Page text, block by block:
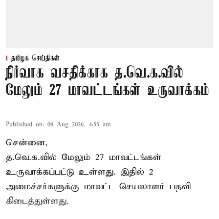
தமிழக செய்திகள்
நிர்வாக வசதிக்காக த.வெ.க.வில்
மேலும் 27 மாவட்டங்கள் உருவாக்கம்
Published on: 09 Aug 2026, 4:55 am
சென்னை,
த.வெ.க.வில் மேலும் 27 மாவட்டங்கள்
உருவாக்கப்பட்டு உள்ளது. இதில் 2
அமைச்சர்களுக்கு மாவட்ட செயலாளர் பதவி
கிடைத்துள்ளது.